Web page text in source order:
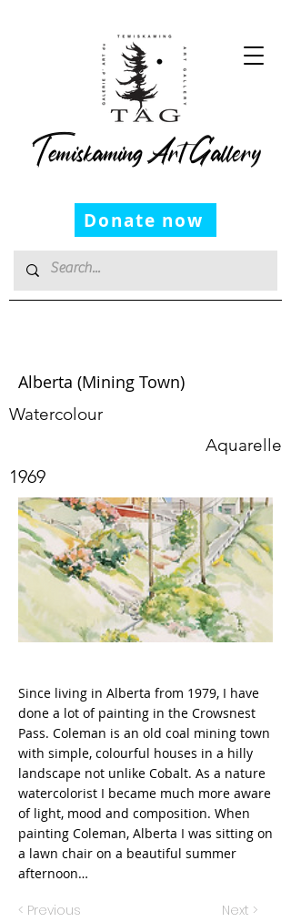
Donate now
Temiskaming Art Gallery
Alberta (Mining Town)
Watercolour
Aquarelle
1969
Since living in Alberta from 1979, I have
done a lot of painting in the Crowsnest
Pass. Coleman is an old coal mining town
with simple, colourful houses in a hilly
landscape not unlike Cobalt. As a nature
watercolorist I became much more aware
of light, mood and composition. When
painting Coleman, Alberta I was sitting on
a lawn chair on a beautiful summer
afternoon…
< Previous Next >